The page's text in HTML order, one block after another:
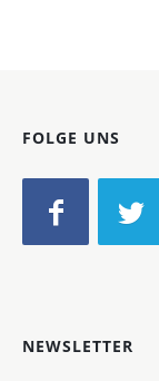
FOLGE UNS
NEWSLETTER